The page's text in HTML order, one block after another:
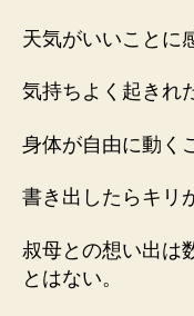
天気がいいことに
気持ちよく起きれ
身体が自由に動く
書き出したらキリ
叔母との想い出は
とはない。